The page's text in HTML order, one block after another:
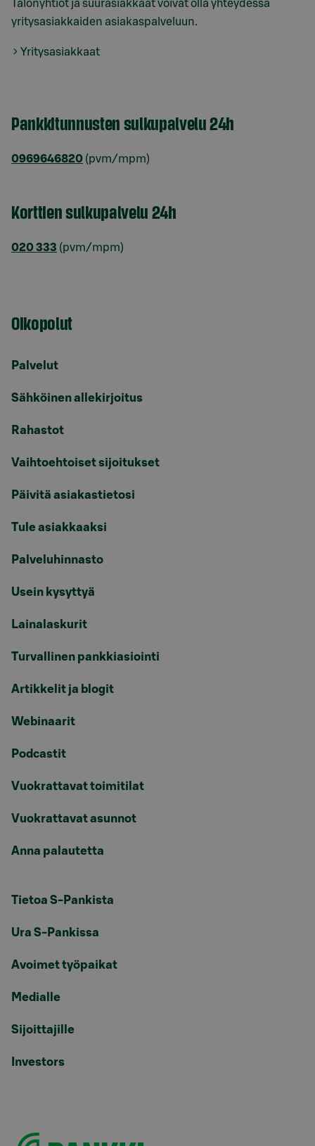
Talonyhtiöt ja suurasiakkaat voivat olla yhteydessä
yritysasiakkaiden asiakaspalveluun.
Yritysasiakkaat
Pankkitunnusten sulkupalvelu 24h
0969646820 (pvm/mpm)
Korttien sulkupalvelu 24h
020 333 (pvm/mpm)
Oikopolut
Palvelut
Sähköinen allekirjoitus
Rahastot
Vaihtoehtoiset sijoitukset
Päivitä asiakastietosi
Tule asiakkaaksi
Palveluhinnasto
Usein kysyttyä
Lainalaskurit
Turvallinen pankkiasiointi
Artikkelit ja blogit
Webinaarit
Podcastit
Vuokrattavat toimitilat
Vuokrattavat asunnot
Anna palautetta
Tietoa S-Pankista
Ura S-Pankissa
Avoimet työpaikat
Medialle
Sijoittajille
Investors